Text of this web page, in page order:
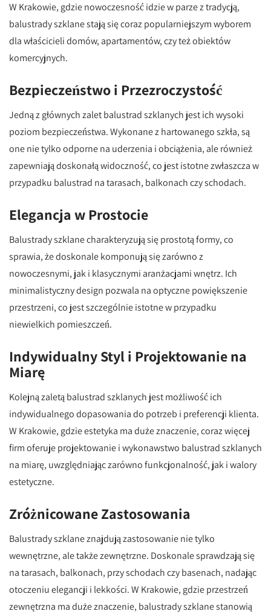
W Krakowie, gdzie nowoczesność idzie w parze z tradycją,
balustrady szklane stają się coraz popularniejszym wyborem
dla właścicieli domów, apartamentów, czy też obiektów
komercyjnych.
Bezpieczeństwo i Przezroczystość
Jedną z głównych zalet balustrad szklanych jest ich wysoki
poziom bezpieczeństwa. Wykonane z hartowanego szkła, są
one nie tylko odporne na uderzenia i obciążenia, ale również
zapewniają doskonałą widoczność, co jest istotne zwłaszcza w
przypadku balustrad na tarasach, balkonach czy schodach.
Elegancja w Prostocie
Balustrady szklane charakteryzują się prostotą formy, co
sprawia, że doskonale komponują się zarówno z
nowoczesnymi, jak i klasycznymi aranżacjami wnętrz. Ich
minimalistyczny design pozwala na optyczne powiększenie
przestrzeni, co jest szczególnie istotne w przypadku
niewielkich pomieszczeń.
Indywidualny Styl i Projektowanie na
Miarę
Kolejną zaletą balustrad szklanych jest możliwość ich
indywidualnego dopasowania do potrzeb i preferencji klienta.
W Krakowie, gdzie estetyka ma duże znaczenie, coraz więcej
firm oferuje projektowanie i wykonawstwo balustrad szklanych
na miarę, uwzględniając zarówno funkcjonalność, jak i walory
estetyczne.
Zróżnicowane Zastosowania
Balustrady szklane znajdują zastosowanie nie tylko
wewnętrzne, ale także zewnętrzne. Doskonale sprawdzają się
na tarasach, balkonach, przy schodach czy basenach, nadając
otoczeniu elegancji i lekkości. W Krakowie, gdzie przestrzeń
zewnętrzna ma duże znaczenie, balustrady szklane stanowią